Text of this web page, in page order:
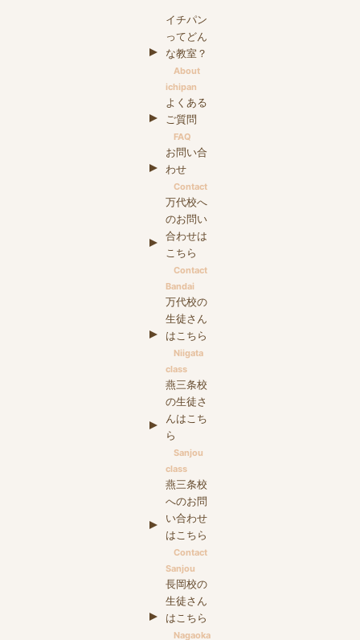
イチパン
ってどん
な教室？
About
ichipan
よくある
ご質問
FAQ
お問い合
わせ
Contact
万代校へ
のお問い
合わせは
こちら
Contact
Bandai
万代校の
生徒さん
はこちら
Niigata
class
燕三条校
の生徒さ
んはこち
ら
Sanjou
class
燕三条校
へのお問
い合わせ
はこちら
Contact
Sanjou
長岡校の
生徒さん
はこちら
Nagaoka